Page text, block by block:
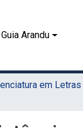
Guia Arandu